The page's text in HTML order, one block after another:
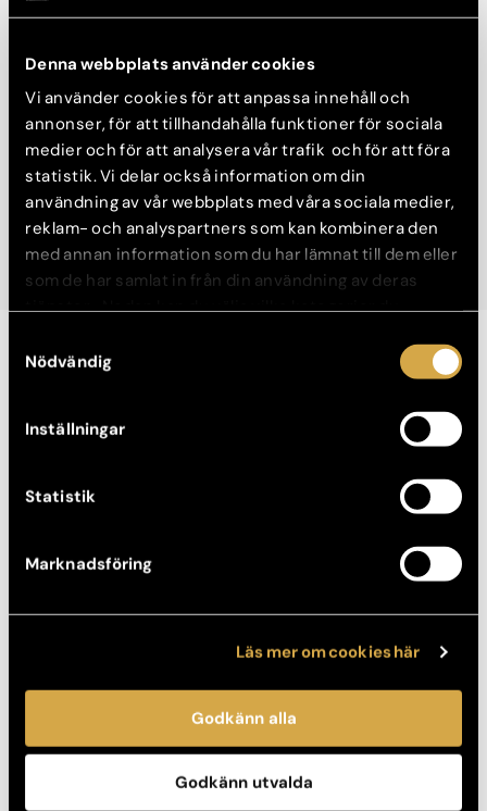
Denna webbplats använder cookies
Vi använder cookies för att anpassa innehåll och
annonser, för att tillhandahålla funktioner för sociala
medier och för att analysera vår trafik och för att föra
statistik. Vi delar också information om din
användning av vår webbplats med våra sociala medier,
reklam- och analyspartners som kan kombinera den
med annan information som du har lämnat till dem eller
som de har samlat in från din användning av deras
tjänster. Nedan kan du välja vilka kategorier du
mer information om hur varje kategori används.
Nödvändig
Inställningar
Statistik
Marknadsföring
Läs mer om cookies här
Godkänn alla
Godkänn utvalda
1år efter operation
Konsultation görs innan operation.
600 kr
Boka konsultation
Second opinion plastikkirurgi
Second Opinion Plastikkirurgi
2 500 kr
Sekundär Näsplastik (endast för
dig som inte har gjort din primära
näsplastik på AK)